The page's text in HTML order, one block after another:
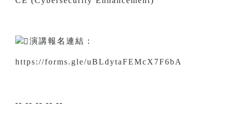
演講報名連結：
https://forms.gle/uBLdytaFEMcX7F6bA
-- -- -- -- --